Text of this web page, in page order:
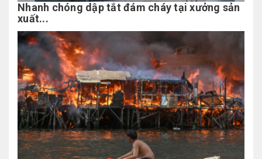
Nhanh chóng dập tắt đám cháy tại xưởng sản
xuất...